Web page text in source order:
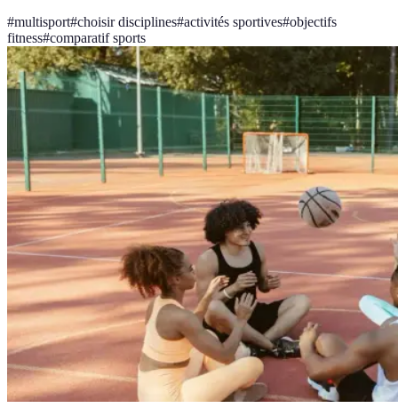
#multisport#choisir disciplines#activités sportives#objectifs
fitness#comparatif sports